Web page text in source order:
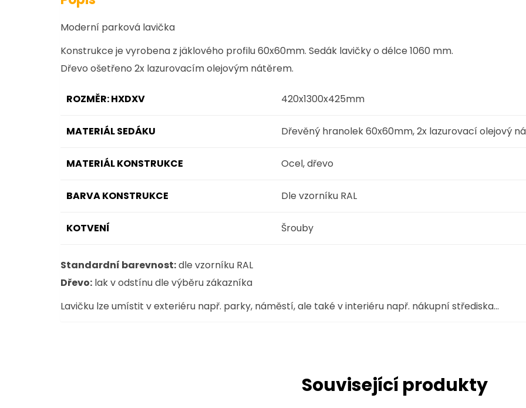
Moderní parková lavička
Konstrukce je vyrobena z jäklového profilu 60x60mm. Sedák lavičky o délce 1060 mm.
Dřevo ošetřeno 2x lazurovacím olejovým nátěrem.
ROZMĚR: HXDXV 420x1300x425mm
MATERIÁL SEDÁKU Dřevěný hranolek 60x60mm, 2x lazurovací olejový
MATERIÁL KONSTRUKCE Ocel, dřevo
BARVA KONSTRUKCE Dle vzorníku RAL
KOTVENÍ Šrouby
Standardní barevnost:dle vzorníku RAL
Dřevo: lak v odstínu dle výběru zákazníka
Lavičku lze umístit v exteriéru např. parky, náměstí, ale také v interiéru např. nákupní střediska…
Související produkty